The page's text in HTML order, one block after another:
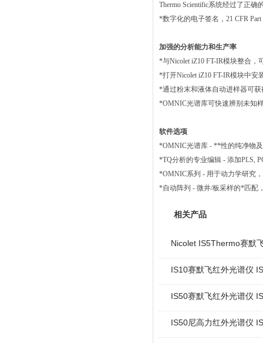
Thermo Scientific系统经过了正
*数字化的电子签名，21 CFR
加强的分析能力和生产率
*与Nicolet iZ10 FT-IR模块整合
*打开Nicolet iZ10 FT-IR模块中
*通过粉末和液体自动进样器可
*OMNIC光谱库可快速辨别未知
软件选项
*OMNIC光谱库 - **性的纯净物
*TQ分析的专业编辑 - 添加PLS,
*OMNIC系列 - 用于动力学研究
*自动阵列 - 微井/板采样的*匹配
相关产品
Nicolet IS5Thermo赛默
IS10赛默飞红外光谱仪
IS50赛默飞红外光谱仪
IS50尼高力红外光谱仪